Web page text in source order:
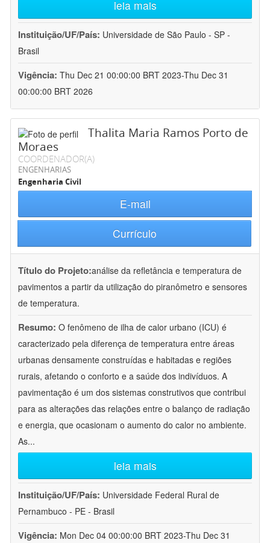
leia mais
Instituição/UF/País: Universidade de São Paulo - SP -
Brasil
Vigência: Thu Dec 21 00:00:00 BRT 2023-Thu Dec 31
00:00:00 BRT 2026
Thalita Maria Ramos Porto de
Moraes
COORDENADOR(A)
ENGENHARIAS
Engenharia Civil
E-mail
Currículo
Título do Projeto:análise da refletância e temperatura de
pavimentos a partir da utilização do piranômetro e sensores
de temperatura.
Resumo: O fenômeno de ilha de calor urbano (ICU) é
caracterizado pela diferença de temperatura entre áreas
urbanas densamente construídas e habitadas e regiões
rurais, afetando o conforto e a saúde dos indivíduos. A
pavimentação é um dos sistemas construtivos que contribui
para as alterações das relações entre o balanço de radiação
e energia, que ocasionam o aumento do calor no ambiente.
As...
leia mais
Instituição/UF/País: Universidade Federal Rural de
Pernambuco - PE - Brasil
Vigência: Mon Dec 04 00:00:00 BRT 2023-Thu Dec 31